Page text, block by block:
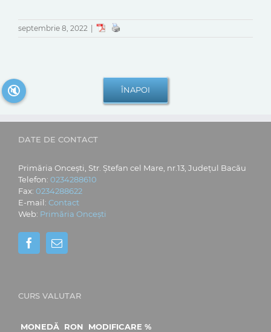
septembrie 8, 2022
DATE DE CONTACT
Primăria Oncești, Str. Ștefan cel Mare, nr.13, Județul Bacău
Telefon: 0234288610
Fax: 0234288622
E-mail: Contact
Web: Primăria Oncești
CURS VALUTAR
MONEDĂ RON
MODIFICARE %
🔇